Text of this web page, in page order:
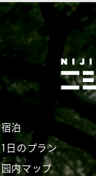
宿泊
1日のプラン
园内マップ